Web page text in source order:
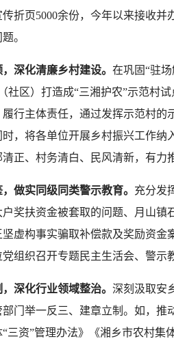
折页5000余份，今年以来接收
。
深化清廉乡村建设。 在巩固“驻
社区）打造成“三湘护农”示范村
行主体责任，通过发挥示范村
，将各单位开展乡村振兴工作纳
正、村务清白、民风清新，有
做实同级同类警示教育。 充分发
奖扶资金被套取的问题、月山
虚构事实骗取补偿款及奖励资金
组织召开专题民主生活会、警示
深化行业领域整治。 深刻汲取安
门举一反三、建章立制。如，
“三资”管理办法》《湘乡市农村